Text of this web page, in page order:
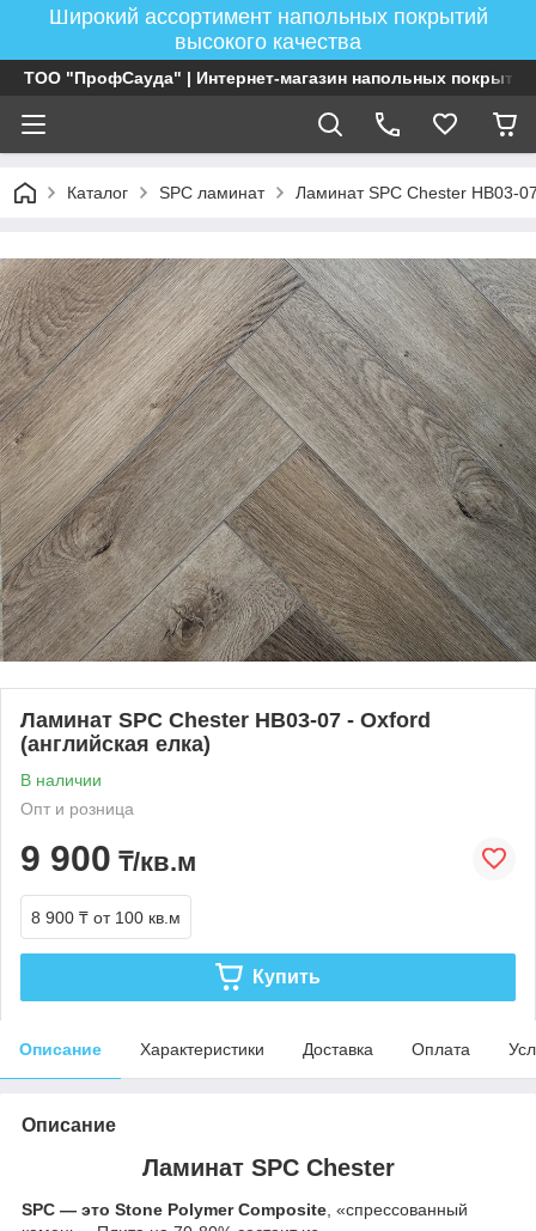
Широкий ассортимент напольных покрытий
высокого качества
ТОО "ПрофСауда" | Интернет-магазин напольных покрытий
Каталог SPC ламинат Ламинат SPC Chester HB03-
Ламинат SPC Chester HB03-07 - Oxford
(английская елка)
В наличии
Опт и розница
9 900 ₸/кв.м
8 900 ₸ от 100 кв.м
Купить
Описание Характеристики Доставка Оплата
Описание
Ламинат SPC Chester
SPC — это Stone Polymer Composite, «спрессованный